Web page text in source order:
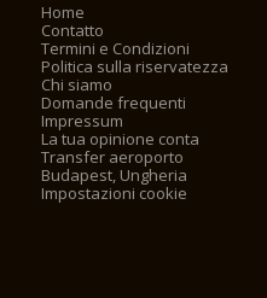
Home
Contatto
Termini e Condizioni
Politica sulla riservatezza
Chi siamo
Domande frequenti
Impressum
La tua opinione conta
Transfer aeroporto
Budapest, Ungheria
Impostazioni cookie